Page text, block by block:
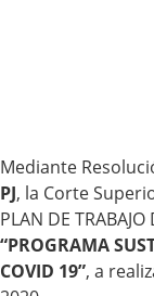
Mediante
PJ, la Corte
PLAN DE
“PROGRAMA
COVID 19”, a